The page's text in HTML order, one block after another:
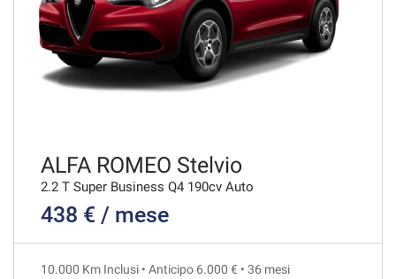
VEDI
589€/mese
VEDI
590€/mese
48 Mesi
ALFA ROMEO Stelvio
2.2 T Super Business Q4 190cv Auto
438 € / mese
10.000 Km Inclusi • Anticipo 6.000 € • 36 mesi